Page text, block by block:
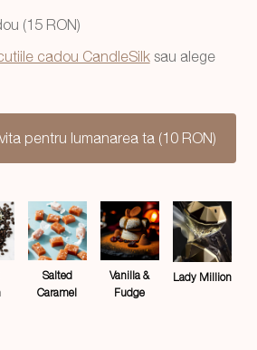
lei.
154,99 lei.
(15 RON)
cadou CandleSilksau alege
pentru lumanarea ta (10 RON)
Salted
Caramel
Vanilla &
Fudge
Lady Million